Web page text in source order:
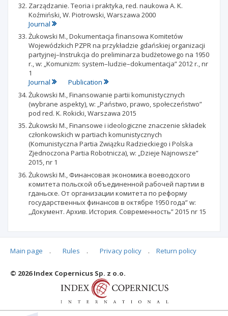
Zarządzanie. Teoria i praktyka, red. naukowa A. K.
Koźmiński, W. Piotrowski, Warszawa 2000
Journal
Żukowski M., Dokumentacja finansowa Komitetów
Wojewódzkich PZPR na przykładzie gdańskiej organizacji
partyjnej–Instrukcja do preliminarza budżetowego na 1950
r., w: „Komunizm: system–ludzie–dokumentacja” 2012 r., nr
1
Journal
Publication
Żukowski M., Finansowanie partii komunistycznych
(wybrane aspekty), w: „Państwo, prawo, społeczeństwo”
pod red. K. Rokicki, Warszawa 2015
Żukowski M., Finansowe i ideologiczne znaczenie składek
członkowskich w partiach komunistycznych
(Komunistyczna Partia Związku Radzieckiego i Polska
Zjednoczona Partia Robotnicza), w: „Dzieje Najnowsze”
2015, nr 1
Żukowski M., Финансовая экономика воеводского
комитета польской объединенной рабочей партии в
гданьске. Oт организации комитета по реформу
государственных финансов в октябре 1950 года” w:
„Документ. Архив. История. Современность” 2015 nr 15
Articles quoting
Main page . Rules . Privacy policy . Return policy
© 2026 Index Copernicus Sp. z o.o.